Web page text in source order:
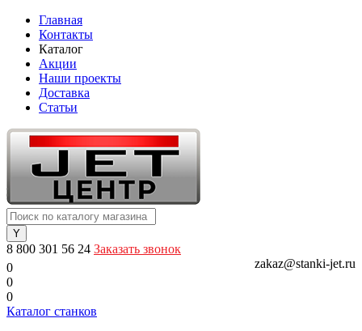
Главная
Контакты
Каталог
Акции
Наши проекты
Доставка
Статьи
8 800 301 56 24 Заказать звонок
zakaz@stanki-jet.ru
0
0
0
Каталог станков